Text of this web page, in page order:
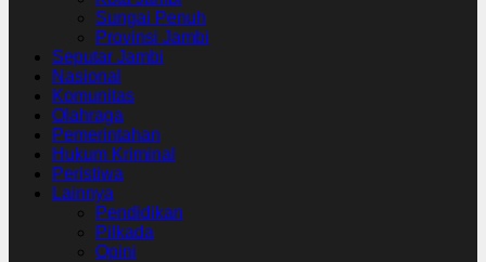
Sungai Penuh
Provinsi Jambi
Seputar Jambi
Nasional
Komunitas
Olahraga
Pemerintahan
Hukum Kriminal
Peristiwa
Lainnya
Pendidikan
Pilkada
Opini